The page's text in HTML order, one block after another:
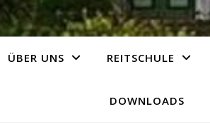
ÜBER UNS REITSCHULE
DOWNLOADS